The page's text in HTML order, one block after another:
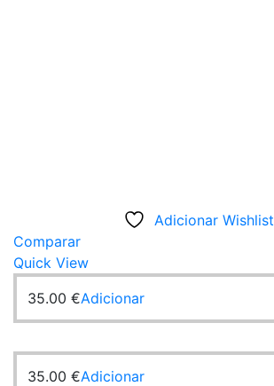
Adicionar Wishlist
Comparar
Quick View
35.00 €Adicionar
35.00 €Adicionar